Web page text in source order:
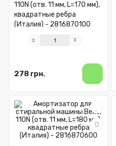
110N (отв. 11 мм, L=170 мм),
квадратные ребра
(Италия) - 2816870100
278 грн.